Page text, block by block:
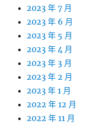
2023 年 7 月
2023 年 6 月
2023 年 5 月
2023 年 4 月
2023 年 3 月
2023 年 2 月
2023 年 1 月
2022 年 12 月
2022 年 11 月